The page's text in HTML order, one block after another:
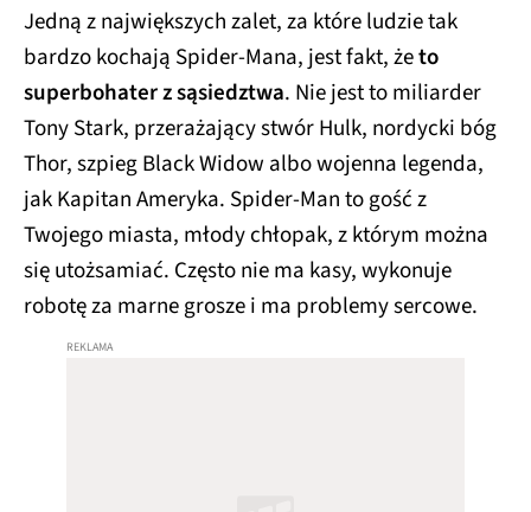
Jedną z największych zalet, za które ludzie tak
bardzo kochają Spider-Mana, jest fakt, żeto
superbohater z sąsiedztwa. Nie jest to miliarder
Tony Stark, przerażający stwór Hulk, nordycki bóg
Thor, szpieg Black Widow albo wojenna legenda,
jak Kapitan Ameryka. Spider-Man to gość z
Twojego miasta, młody chłopak, z którym można
się utożsamiać. Często nie ma kasy, wykonuje
robotę za marne grosze i ma problemy sercowe.